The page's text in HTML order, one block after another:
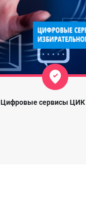
Цифровые сервисы ЦИК